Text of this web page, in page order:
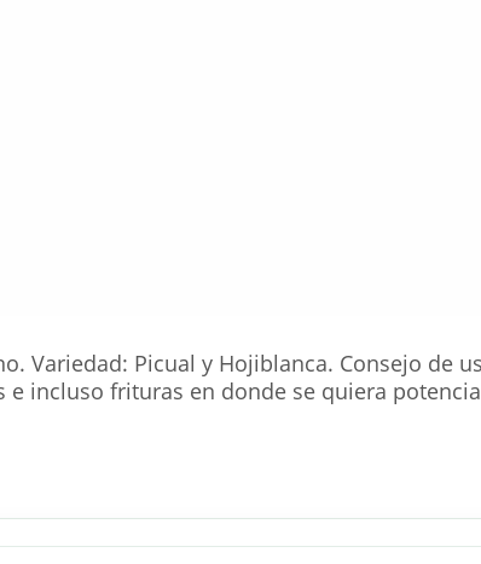
Variedad: Picual y Hojiblanca. Consejo de
e incluso frituras en donde se quiera